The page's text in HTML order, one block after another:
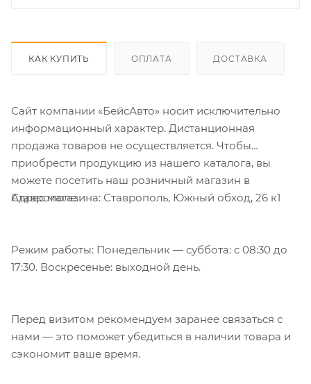
КАК КУПИТЬ ОПЛАТА ДОСТАВКА
Сайт компании «БейсАвто» носит исключительно
информационный характер. Дистанционная
продажа товаров не осуществляется. Чтобы
приобрести продукцию из нашего каталога, вы
можете посетить наш розничный магазин в
Ставрополе.
Адрес магазина: Ставрополь, Южный обход, 26 к1
Режим работы: Понедельник — суббота: с 08:30 до
17:30. Воскресенье: выходной день.
Перед визитом рекомендуем заранее связаться с
нами — это поможет убедиться в наличии товара и
сэкономит ваше время.